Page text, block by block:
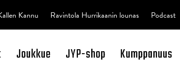
Joukkue JYP-shop Kumppanuus
Kannu Ravintola Hurrikaanin lounas Podcast